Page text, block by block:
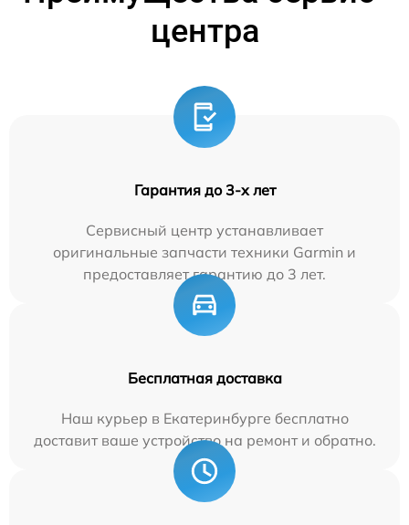
центра
Гарантия до 3-х лет
Сервисный центр устанавливает
оригинальные запчасти техники Garmin и
предоставляет гарантию до 3 лет.
Бесплатная доставка
Наш курьер в Екатеринбурге бесплатно
доставит ваше устройство на ремонт и обратно.